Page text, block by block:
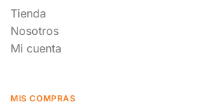
Tienda
Nosotros
Mi cuenta
MIS COMPRAS